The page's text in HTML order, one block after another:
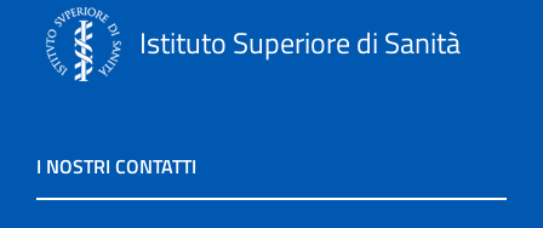
Istituto Superiore di Sanità
I NOSTRI CONTATTI